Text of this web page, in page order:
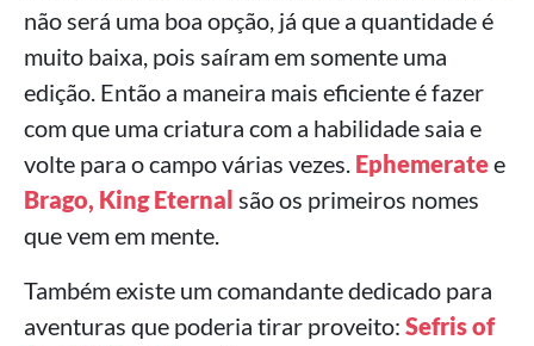
não será uma boa opção, já que a quantidade é
muito baixa, pois saíram em somente uma
edição. Então a maneira mais eficiente é fazer
com que uma criatura com a habilidade saia e
volte para o campo várias vezes. Ephemeratee
Brago, King Eternal são os primeiros nomes
que vem em mente.
Também existe um comandante dedicado para
aventuras que poderia tirar proveito: Sefris of